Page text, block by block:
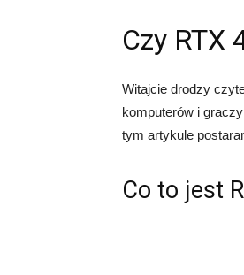
Czy RTX
Witajcie drodzy
komputerów i
tym artykule
Co to jest